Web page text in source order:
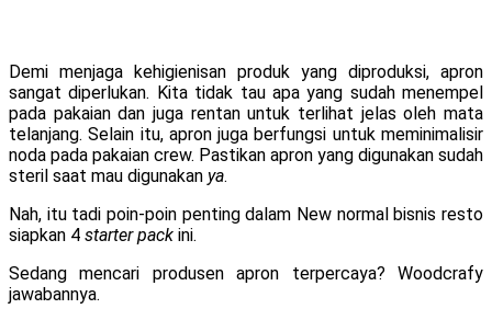
Demi menjaga kehigienisan produk yang diproduksi, apron
sangat diperlukan. Kita tidak tau apa yang sudah menempel
pada pakaian dan juga rentan untuk terlihat jelas oleh mata
telanjang. Selain itu, apron juga berfungsi untuk meminimalisir
noda pada pakaian crew. Pastikan apron yang digunakan sudah
steril saat mau digunakan ya.
Nah, itu tadi poin-poin penting dalam New normal bisnis resto
siapkan 4 starter pack ini.
Sedang mencari produsen apron terpercaya? Woodcrafy
jawabannya.